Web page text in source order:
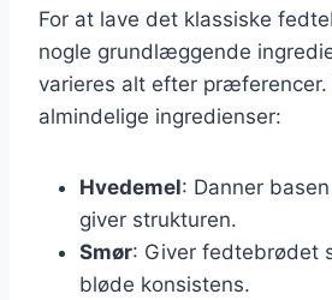
For at lave det klassiske
nogle grundlæggende
varieres alt efter
almindelige ingredienser:
Hvedemel: Danner
giver strukturen.
Smør: Giver fedtebrødet
bløde konsistens.